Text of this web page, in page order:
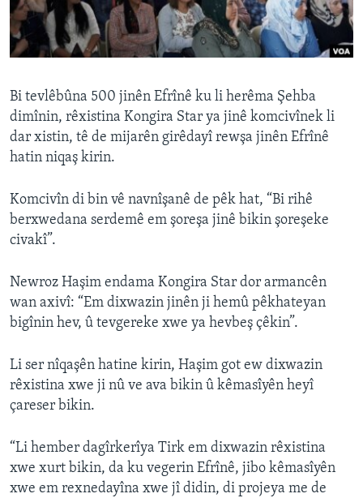
ÇAND Û HUNER
SERNIVÎS
Learning English
FOLLOW US
Zimanên Din
Bi tevlêbûna 500 jinên Efrînê ku li herêma Şehba
dimînin, rêxistina Kongira Star ya jinê komcivînek li
dar xistin, tê de mijarên girêdayî rewşa jinên Efrînê
hatin niqaş kirin.
Komcivîn di bin vê navnîşanê de pêk hat, “Bi rihê
berxwedana serdemê em şoreşa jinê bikin şoreşeke
civakî”.
Newroz Haşim endama Kongira Star dor armancên
wan axivî: “Em dixwazin jinên ji hemû pêkhateyan
bigînin hev, û tevgereke xwe ya hevbeş çêkin”.
Li ser nîqaşên hatine kirin, Haşim got ew dixwazin
rêxistina xwe ji nû ve ava bikin û kêmasîyên heyî
çareser bikin.
“Li hember dagîrkerîya Tirk em dixwazin rêxistina
xwe xurt bikin, da ku vegerin Efrînê, jibo kêmasîyên
xwe em rexnedayîna xwe jî didin, di projeya me de